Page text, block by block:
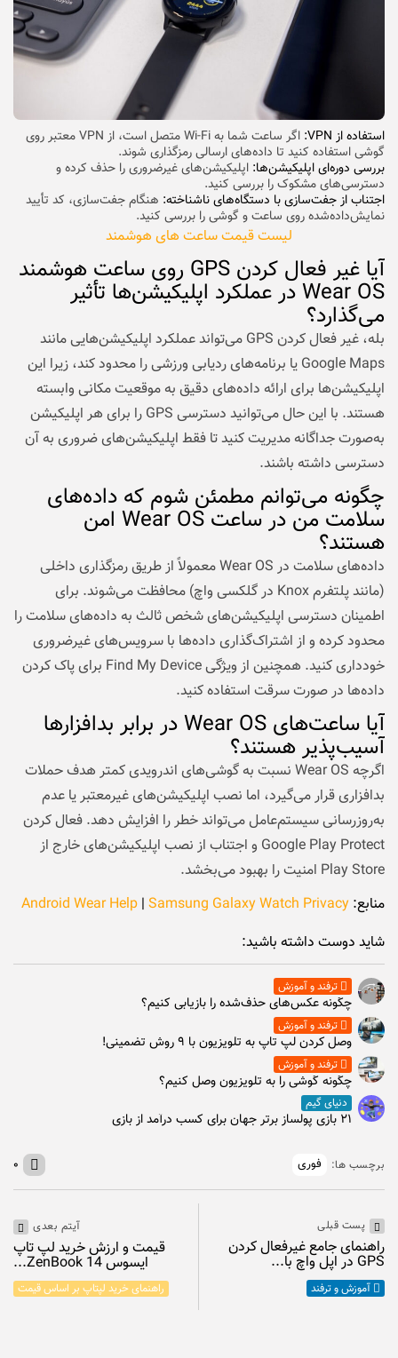
استفاده از VPN:
اگر ساعت شما به Wi-Fi متصل است، از VPN معتبر روی
گوشی استفاده کنید تا داده‌های ارسالی رمزگذاری شوند.
بررسی دوره‌ای اپلیکیشن‌ها: اپلیکیشن‌های غیرضروری را حذف کرده و
دسترسی‌های مشکوک را بررسی کنید.
اجتناب از جفت‌سازی با دستگاه‌های ناشناخته: هنگام جفت‌سازی، کد تأیید
نمایش‌داده‌شده روی ساعت و گوشی را بررسی کنید.
لیست قیمت ساعت های هوشمند
آیا غیر فعال کردن GPS روی ساعت هوشمند
Wear OS در عملکرد اپلیکیشن‌ها تأثیر
می‌گذارد؟
بله، غیر فعال کردن GPS می‌تواند عملکرد اپلیکیشن‌هایی مانند
Google Maps یا برنامه‌های ردیابی ورزشی را محدود کند، زیرا این
اپلیکیشن‌ها برای ارائه داده‌های دقیق به موقعیت مکانی وابسته
هستند. با این حال می‌توانید دسترسی GPS را برای هر اپلیکیشن
به‌صورت جداگانه مدیریت کنید تا فقط اپلیکیشن‌های ضروری به آن
دسترسی داشته باشند.
چگونه می‌توانم مطمئن شوم که داده‌های
سلامت من در ساعت Wear OS امن
هستند؟
داده‌های سلامت در Wear OS معمولاً از طریق رمزگذاری داخلی
(مانند پلتفرم Knox در گلکسی واچ) محافظت می‌شوند. برای
اطمینان دسترسی اپلیکیشن‌های شخص ثالث به داده‌های سلامت را
محدود کرده و از اشتراک‌گذاری داده‌ها با سرویس‌های غیرضروری
خودداری کنید. همچنین از ویژگی Find My Device برای پاک کردن
داده‌ها در صورت سرقت استفاده کنید.
آیا ساعت‌های Wear OS در برابر بدافزارها
آسیب‌پذیر هستند؟
اگرچه Wear OS نسبت به گوشی‌های اندرویدی کمتر هدف حملات
بدافزاری قرار می‌گیرد، اما نصب اپلیکیشن‌های غیرمعتبر یا عدم
به‌روزرسانی سیستم‌عامل می‌تواند خطر را افزایش دهد. فعال کردن
Google Play Protect و اجتناب از نصب اپلیکیشن‌های خارج از
Play Store امنیت را بهبود می‌بخشد.
منابع:
Android Wear Help | Samsung Galaxy Watch Privacy
شاید دوست داشته باشید:
ترفند و آموزش
چگونه عکس‌های حذف‌شده را بازیابی کنیم؟
ترفند و آموزش
وصل كردن لپ تاپ به تلويزيون با ۹ روش تضمینی!
ترفند و آموزش
چگونه گوشی را به تلویزیون وصل کنیم؟
دنیای گیم
۲۱ بازی پولساز برتر جهان برای کسب درآمد از بازی
برچسب ها: فوری ۰
پست قبلی
راهنمای جامع غیرفعال کردن
GPS در اپل واچ با...
آموزش و ترفند
آیتم بعدی
قیمت و ارزش خرید لپ تاپ
ایسوس ZenBook 14...
راهنمای خرید لپتاپ بر اساس قیمت